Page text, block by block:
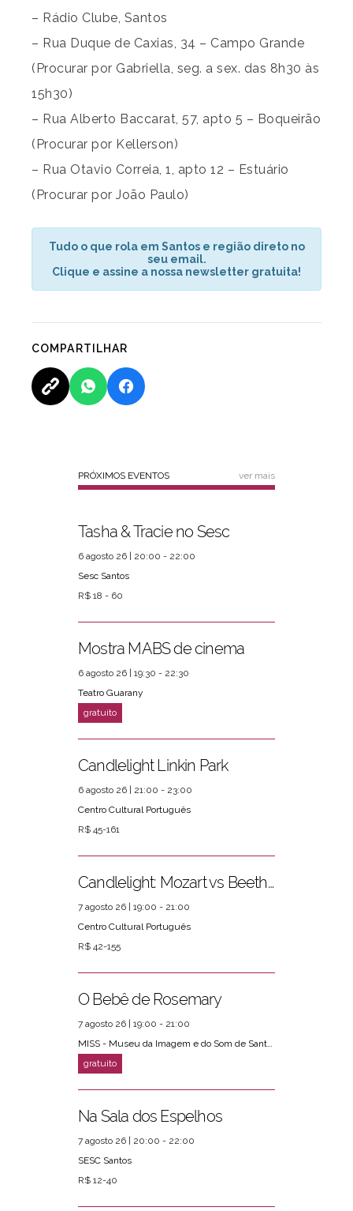
– Rádio Clube, Santos
– Rua Duque de Caxias, 34 – Campo Grande
(Procurar por Gabriella, seg. a sex. das 8h30 às
15h30)
– Rua Alberto Baccarat, 57, apto 5 – Boqueirão
(Procurar por Kellerson)
– Rua Otavio Correia, 1, apto 12 – Estuário
(Procurar por João Paulo)
Tudo o que rola em Santos e região direto no
seu email.
Clique e assine a nossa newsletter gratuita!
COMPARTILHAR
PRÓXIMOS EVENTOS ver mais
Tasha & Tracie no Sesc
6 agosto 26 | 20:00 - 22:00
Sesc Santos
R$ 18 - 60
Mostra MABS de cinema
6 agosto 26 | 19:30 - 22:30
Teatro Guarany
Candlelight Linkin Park
6 agosto 26 | 21:00 - 23:00
Centro Cultural Português
R$ 45-161
Candlelight: Mozart vs Beethoven
7 agosto 26 | 19:00 - 21:00
Centro Cultural Português
R$ 42-155
O Bebê de Rosemary
7 agosto 26 | 19:00 - 21:00
MISS - Museu da Imagem e do Som de Santos
Na Sala dos Espelhos
7 agosto 26 | 20:00 - 22:00
SESC Santos
R$ 12-40